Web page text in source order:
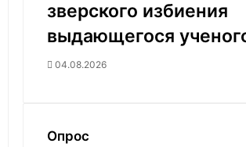
зверского избиения
выдающегося
04.08.2026
Опрос